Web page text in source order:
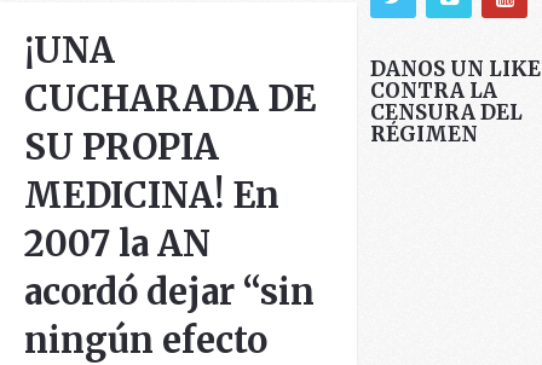
¡UNA
CUCHARADA DE
SU PROPIA
MEDICINA! En
2007 la AN
acordó dejar “sin
ningún efecto
DANOS UN LIKE
CONTRA LA
CENSURA DEL
RÉGIMEN